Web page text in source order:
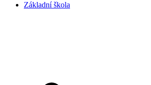
Základní škola